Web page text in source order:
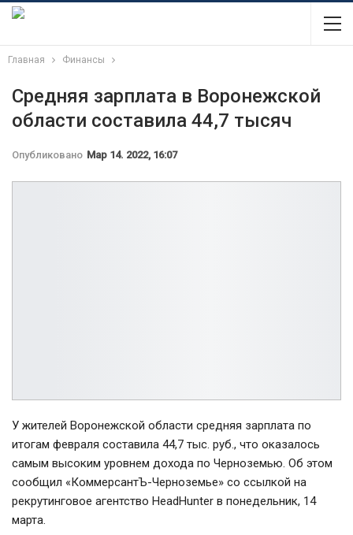
Главная Финансы
Средняя зарплата в Воронежской
области составила 44,7 тысяч
Опубликовано Мар 14. 2022, 16:07
У жителей Воронежской области средняя зарплата по
итогам февраля составила 44,7 тыс. руб., что оказалось
самым высоким уровнем дохода по Черноземью. Об этом
сообщил «КоммерсантЪ-Черноземье» со ссылкой на
рекрутинговое агентство HeadHunter в понедельник, 14
марта.